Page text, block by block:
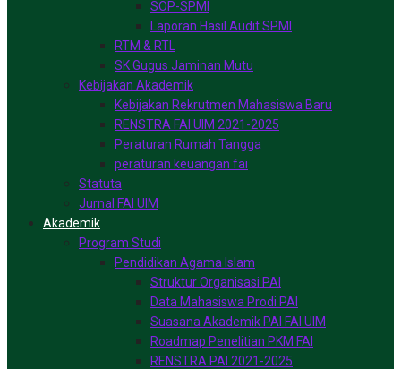
SOP-SPMI
Laporan Hasil Audit SPMI
RTM & RTL
SK Gugus Jaminan Mutu
Kebijakan Akademik
Kebijakan Rekrutmen Mahasiswa Baru
RENSTRA FAI UIM 2021-2025
Peraturan Rumah Tangga
peraturan keuangan fai
Statuta
Jurnal FAI UIM
Akademik
Program Studi
Pendidikan Agama Islam
Struktur Organisasi PAI
Data Mahasiswa Prodi PAI
Suasana Akademik PAI FAI UIM
Roadmap Penelitian PKM FAI
RENSTRA PAI 2021-2025